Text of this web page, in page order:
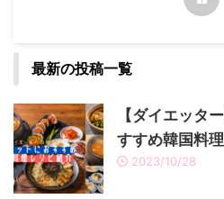
最新の投稿一覧
【ダイエッタ
すすめ韓国料
2023/10/28